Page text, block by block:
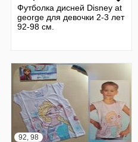
Футболка дисней Disney at
george для девочки 2-3 лет
92-98 см.
92, 98